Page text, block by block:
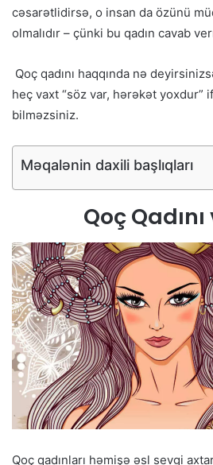
cəsarətlidirsə, o insan da özünü
olmalıdır – çünki bu qadın cavab
Qoç qadını haqqında nə
heç vaxt “söz var, hərəkət yoxdur”
bilməzsiniz.
Məqalənin daxili başlıqları
Qoç Qadını
Qoç qadınları həmişə əsl sevgi